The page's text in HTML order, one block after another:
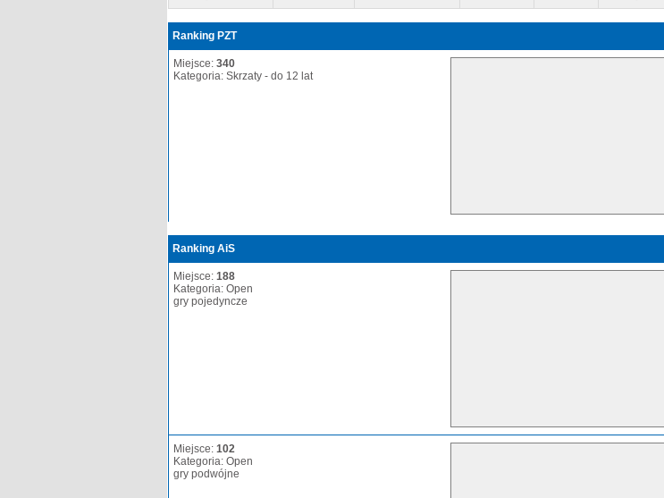
Ranking PZT
Miejsce: 340
Kategoria: Skrzaty - do 12 lat
Ranking AiS
Miejsce: 188
Kategoria: Open
gry pojedyncze
Miejsce: 102
Kategoria: Open
gry podwójne